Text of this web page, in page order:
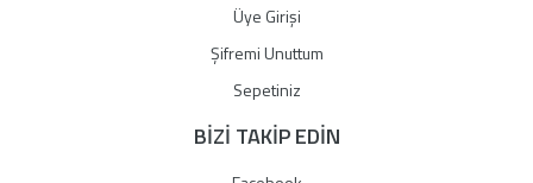
Üye Girişi
Şifremi Unuttum
Sepetiniz
BİZİ TAKİP EDİN